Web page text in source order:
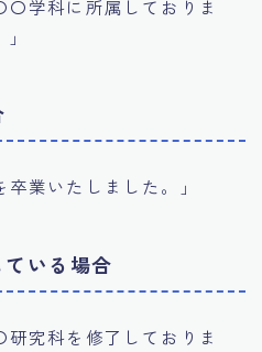
〇学科に所属しておりま
卒業いたしました。」
いる場合
研究科を修了しておりま